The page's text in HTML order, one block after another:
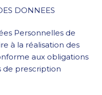
DONNEES
Personnelles de
à la réalisation des
aux obligations
de prescription